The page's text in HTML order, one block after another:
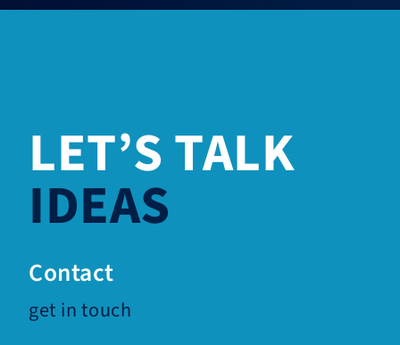
LET’S TALK
IDEAS
Contact
get in touch